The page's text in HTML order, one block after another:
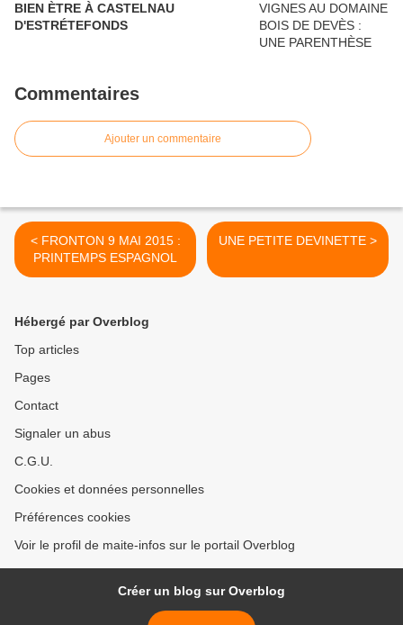
BIEN ÈTRE À CASTELNAU
D'ESTRÉTEFONDS
Commentaires
Ajouter un commentaire
< FRONTON 9 MAI 2015 :
PRINTEMPS ESPAGNOL
UNE PETITE DEVINETTE >
Hébergé par Overblog
Top articles
Pages
Contact
Signaler un abus
C.G.U.
Cookies et données personnelles
Préférences cookies
Voir le profil de maite-infos sur le portail Overblog
Créer un blog sur Overblog